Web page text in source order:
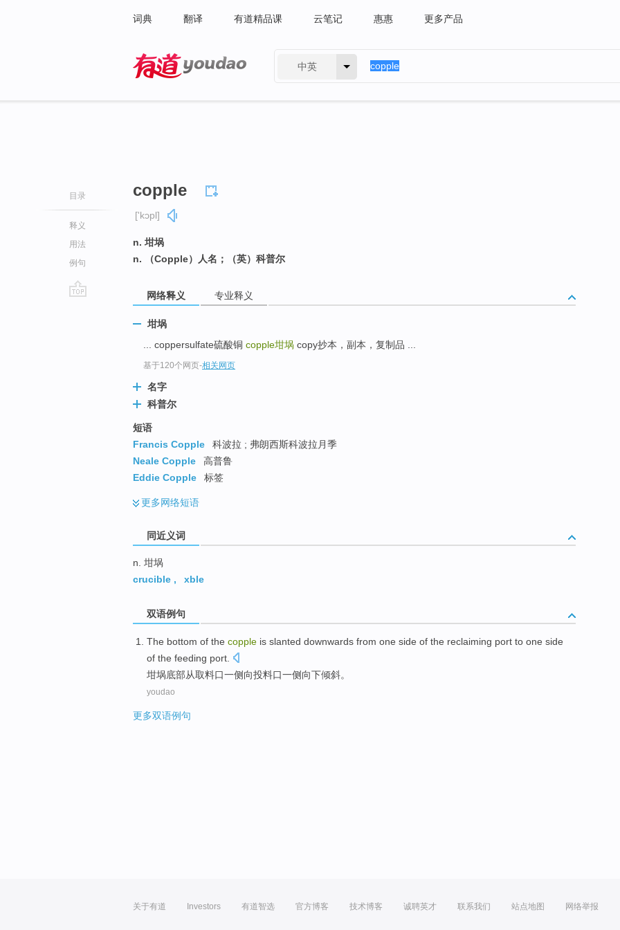
词典 翻译 有道精品课 云笔记 惠惠 更多产品
中英
目录
释义
用法
例句
copple
['kɔpl]
n. 坩埚
n. （Copple）人名；（英）科普尔
网络释义 专业释义
坩埚
... coppersulfate硫酸铜 copple坩埚 copy抄本，副本，复制品 ...
基于120个网页-相关网页
名字
科普尔
短语
Francis Copple
科波拉 ; 弗朗西斯科波拉月季
Neale Copple
高普鲁
Eddie Copple
标签
更多网络短语
同近义词
n. 坩埚
crucible , xble
双语例句
The bottom of the copple is slanted downwards from one side of the reclaiming port to one side
of the feeding port.
坩埚底部从取料口一侧 向投料口一侧 向下倾斜。
youdao
更多双语例句
关于有道 Investors 有道智选 官方博客 技术博客 诚聘英才 联系我们 站点地图 网络举报